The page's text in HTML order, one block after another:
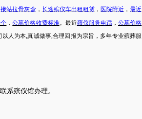
接站拉骨灰盒 ， 长途殡仪车出租租赁， 医院附近 ，最近
，公墓价格收费标准。最近殡仪服务电话 ，公墓价格
以人为本 ,真诚做事,合理回报为宗旨，多年专业殡葬服
系殡仪馆办理 。